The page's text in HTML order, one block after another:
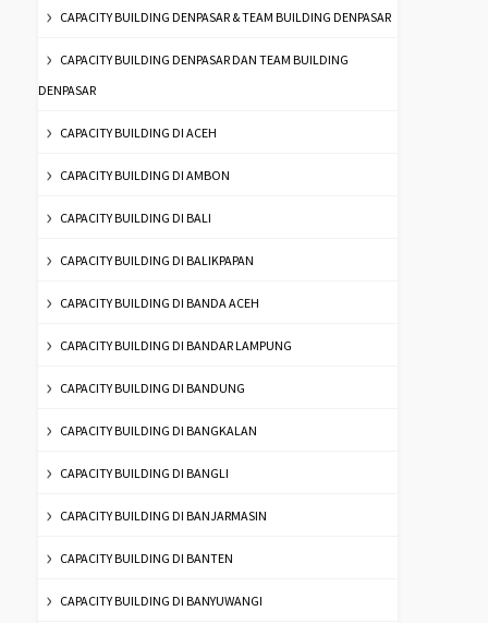
CAPACITY BUILDING DENPASAR & TEAM BUILDING DENPASAR
CAPACITY BUILDING DENPASAR DAN TEAM BUILDING
DENPASAR
CAPACITY BUILDING DI ACEH
CAPACITY BUILDING DI AMBON
CAPACITY BUILDING DI BALI
CAPACITY BUILDING DI BALIKPAPAN
CAPACITY BUILDING DI BANDA ACEH
CAPACITY BUILDING DI BANDAR LAMPUNG
CAPACITY BUILDING DI BANDUNG
CAPACITY BUILDING DI BANGKALAN
CAPACITY BUILDING DI BANGLI
CAPACITY BUILDING DI BANJARMASIN
CAPACITY BUILDING DI BANTEN
CAPACITY BUILDING DI BANYUWANGI